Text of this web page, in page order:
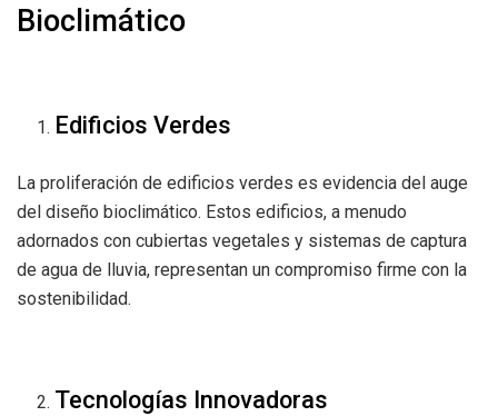
Bioclimático
Edificios Verdes
La proliferación de edificios verdes es evidencia del auge
del diseño bioclimático. Estos edificios, a menudo
adornados con cubiertas vegetales y sistemas de captura
de agua de lluvia, representan un compromiso firme con la
sostenibilidad.
Tecnologías Innovadoras